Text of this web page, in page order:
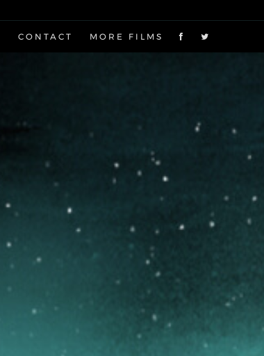
CONTACT MORE FILMS